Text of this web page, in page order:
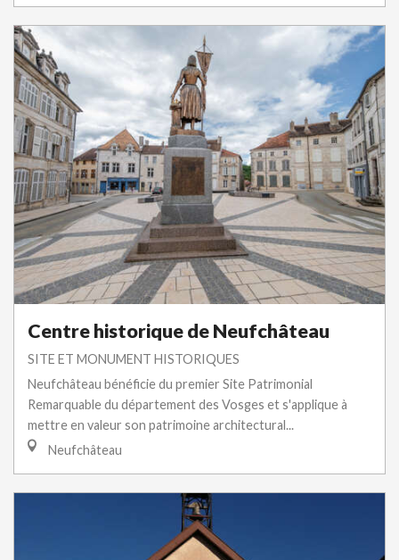
Centre historique de Neufchâteau
SITE ET MONUMENT HISTORIQUES
Neufchâteau bénéficie du premier Site Patrimonial
Remarquable du département des Vosges et s'applique à
mettre en valeur son patrimoine architectural...
Neufchâteau